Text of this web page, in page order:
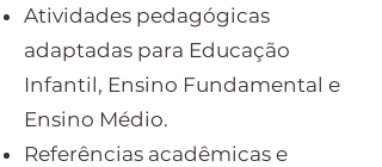
Atividades pedagógicas
adaptadas para Educação
Infantil, Ensino Fundamental e
Ensino Médio.
Referências acadêmicas e